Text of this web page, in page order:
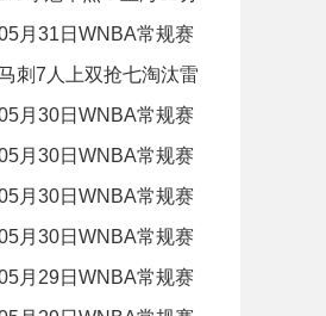
孙铭徽8中2
月31日WNBA常规赛
波特兰火焰 全场集锦
刺7人上双抢七淘汰雷
亚历山大35+9
月30日WNBA常规赛
特兰火焰 全场集锦
月30日WNBA常规赛
顿神秘人 全场集锦
月30日WNBA常规赛
加哥天空 全场集锦
月30日WNBA常规赛
约自由人 全场集锦
月29日WNBA常规赛